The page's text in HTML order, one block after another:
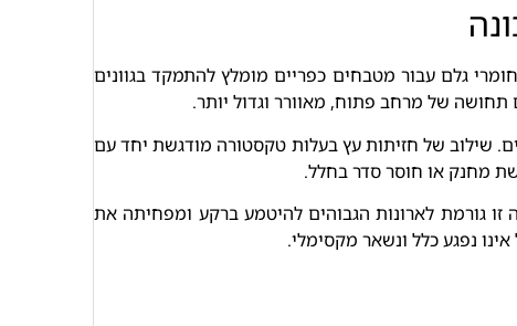
גלם עבור מטבחים כפריים מומלץ להתמקד בגוונים
תחושה של מרחב פתוח, מאוורר וגדול יותר.
שילוב של חזיתות עץ בעלות טקסטורה מודגשת יחד עם
מחנק או חוסר סדר בחלל.
זו גורמת לארונות הגבוהים להיטמע ברקע ומפחיתה את
נפגע כלל ונשאר מקסימלי.